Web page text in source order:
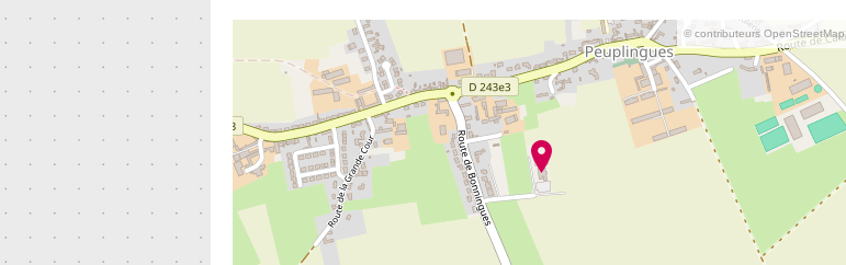
© contributeurs OpenStreetMap